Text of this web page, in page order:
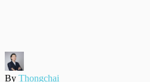
By Thongchai